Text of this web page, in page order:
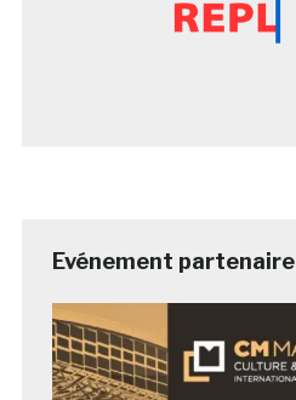
Evénement partenaire